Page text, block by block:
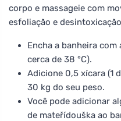
corpo e massageie com
esfoliação e
Encha a banheira
cerca de 38 °C).
Adicione 0,5 xícara (1
30 kg do seu peso.
Você pode adicionar
de mateřídouška ao